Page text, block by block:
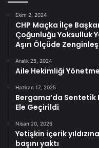
Ekim 2, 2024
CHP Maçka İlçe
Çoğunluğu Yoksulluk
Aşırı Ölçüde
Aralık 25, 2024
Aile Hekimliği
Haziran 17, 2025
Bergama’da Sentetik
Ele Geçirildi
Nisan 20, 2026
Yetişkin içerik
başını yaktı